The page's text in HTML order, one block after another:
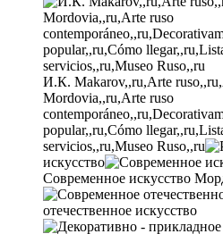
И.К. Makarov,,ru,Arte
Mordovia,,ru,Arte ruso
popular,,ru,Cómo
servicios,,ru,Museo Ruso,,ru
искусство
Современное искусство
отечественное искусство